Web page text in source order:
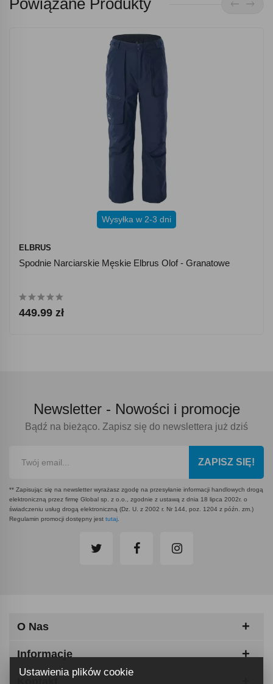
Powiązane Produkty
Wysyłka w 2-3 dni
ELBRUS
Spodnie Narciarskie Męskie Elbrus Olof - Granatowe
449.99 zł
Newsletter - Nowości i promocje
Bądź na bieżąco. Zapisz się do newslettera już dziś
ZAPISZ SIĘ!
** Zapisując się na newsletter wyrażasz zgodę na przesyłanie informacji handlowych drogą
elektroniczną przez firmę Global sp. z o.o., zgodnie z ustawą z dnia 18 lipca 2002r. o
świadczeniu usług drogą elektroniczną (Dz. U. z 2002 r. Nr 144, poz. 1204 z późn. zm.)
Regulamin promocji dostępny jest tutaj.
O Nas
Informacje
Ustawienia plików cookie